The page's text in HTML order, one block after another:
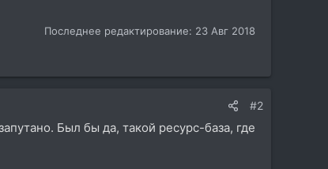
Последнее редактирование: 23 Авг 2018
#2
Был бы да, такой ресурс-база, где